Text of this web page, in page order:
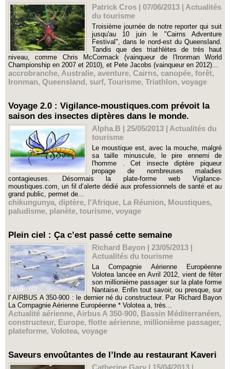
Patrick Cros | 07/06/2013 | Actualités
du tourisme
Troisième journée de notre reporter qui suit
jusqu'au 10 juin le "Cairns Adventure
Festival", dans le nord-est du Queensland.
Tandis que des triathlètes de très haut
niveau, comme Chris McCormack (vainqueur de l'Ironman World
Championship en 2007 et 2010), et Pete Jacobs (vainqueur en 2012)...
accrobranche, Australie, aventure, Cairns, canopée, forêt,
Ironman, Queensland, surf, Tourisme, Triathlon, voyage
Voyage 2.0 : Vigilance-moustiques.com prévoit la
saison des insectes diptères dans le monde.
Alpha.B | 25/05/2013 | Actualités du
tourisme
Le moustique est, avec la mouche, malgré
sa taille minuscule, le pire ennemi de
l'homme . Cet insecte diptère piqueur
propage de nombreuses maladies
contagieuses. Désormais la plate-forme web Vigilance-
moustiques.com, un fil d’alerte dédié aux professionnels de santé et au
grand public, permet de...
chikungunya, diptère, l'Afrique, La Réunion, Moustiques,
paludisme, planète, tourisme, voyage
Plein ciel : Ça c’est passé cette semaine
Richard Bayon | 23/05/2013 |
Actualités du tourisme
La Compagnie Aérienne Européenne
Volotea lancée en Avril 2012, vient de fêter
son millionième passager sur la plate forme
Nantaise. Enfin tout savoir, ou presque, sur
l' AIRBUS A 350-900 : le dernier né du constructeur. Par Richard Bayon
La Compagnie Aérienne Européenne * Volotea a, très...
Actualité aérienne, Airbus A 350-900, Bassin Méditerranéen,
constructeur, Europe, flotte aérienne, millionième passager,
plateforme, Volotea, voyage
Saveurs envoûtantes de l’Inde au restaurant Kaveri
Catherine Gary | 15/04/2013 |